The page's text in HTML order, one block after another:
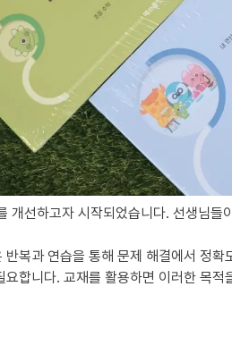
개선하고자 시작되었습니다. 선생님
복과 연습을 통해 문제 해결에서 정
합니다. 교재를 활용하면 이러한 목